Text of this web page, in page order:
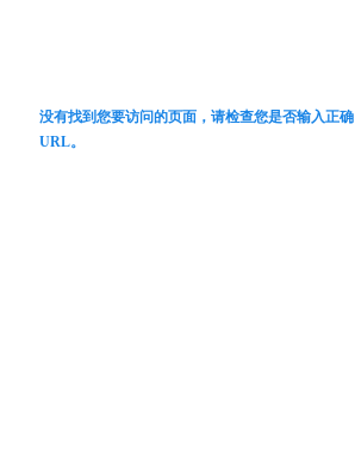
没有找到您要访问的页面，请检查您是否输入正确
URL。